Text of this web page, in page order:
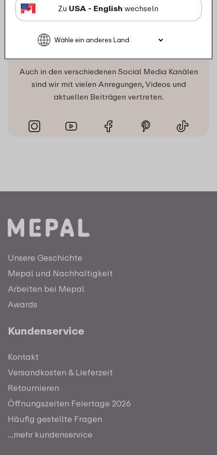
Auch in den verschiedenen Social Media Kanälen
sind wir mit vielen Anregungen, Videos und
aktuellen Beiträgen vertreten.
Unsere Geschichte
Mepal und Nachhaltigkeit
Arbeiten bei Mepal
Awards
Kundenservice
Kontakt
Versandkosten & Lieferzeit
Retournieren
Öffnungszeiten Feiertage 2026
Häufig gestellte Fragen
...mehr kundenservice
Zu USA - English wechseln